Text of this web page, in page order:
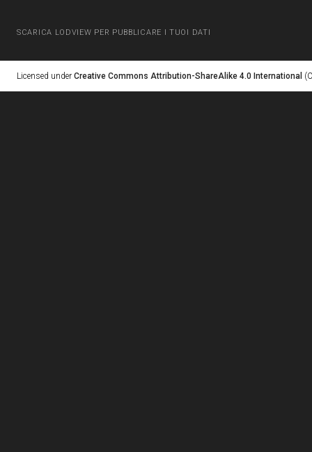
SCARICA LODVIEW PER PUBBLICARE I TUOI DATI
Licensed under Creative Commons Attribution-ShareAlike 4.0 International